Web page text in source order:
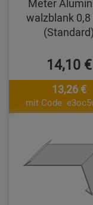
walzblank
(Standard)
14,10 €
13,26 €
mit Code: